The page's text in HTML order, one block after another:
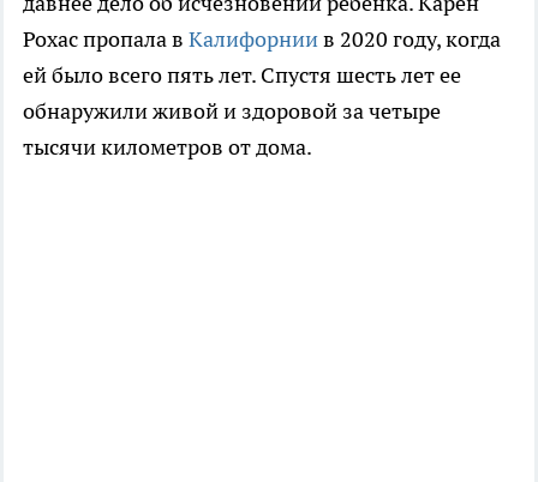
Рохас пропала в Калифорниив 2020 году, когда
ей было всего пять лет. Спустя шесть лет ее
обнаружили живой и здоровой за четыре
тысячи километров от дома.